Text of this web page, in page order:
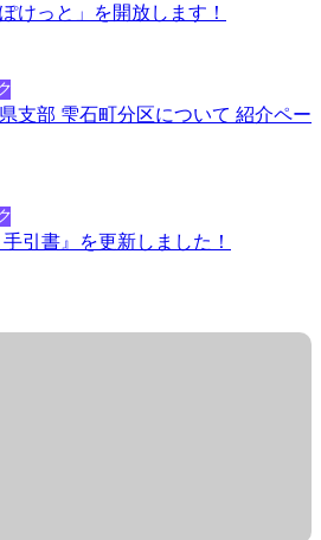
けっと」を開放します！
支部 雫石町分区について 紹介ペー
引書』を更新しました！